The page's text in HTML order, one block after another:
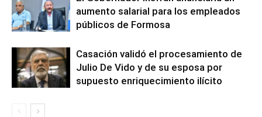
aumento salarial para los empleados
públicos de Formosa
Casación validó el procesamiento de
Julio De Vido y de su esposa por
supuesto enriquecimiento ilícito